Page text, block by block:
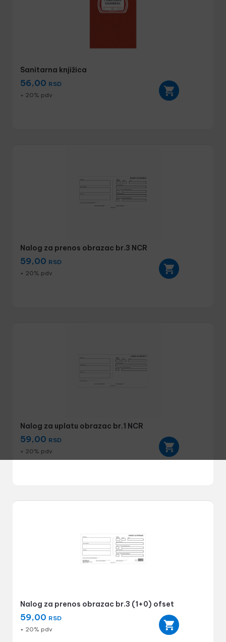
Sanitarna knjižica
56,00 RSD
+ 20% pdv
Nalog za prenos obrazac br.3 NCR
59,00 RSD
+ 20% pdv
Nalog za uplatu obrazac br.1 NCR
59,00 RSD
+ 20% pdv
Nalog za prenos obrazac br.3 (1+0) ofset
59,00 RSD
+ 20% pdv